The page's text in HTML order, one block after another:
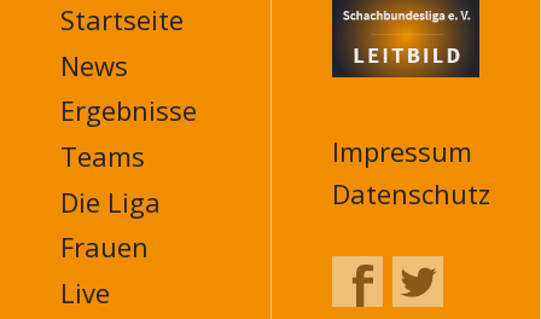
MAIN
NAVIGATION
FOOTER
Startseite
News
Ergebnisse
Teams
Die Liga
Frauen
Live
Impressum
Datenschutz